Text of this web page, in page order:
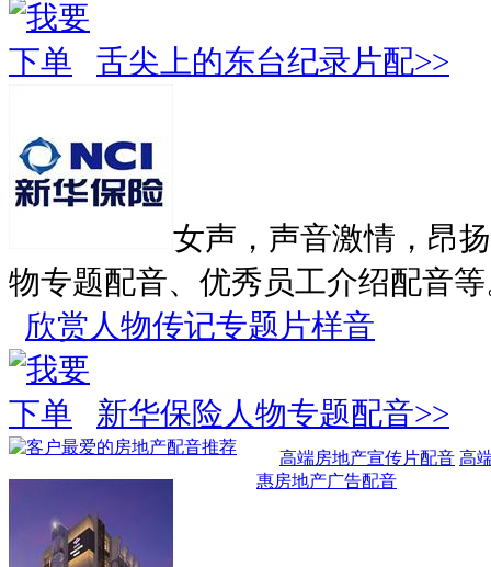
舌尖上的东台纪录片配>>
女声，声音激情，昂
物专题配音、优秀员工介绍配音
欣赏人物传记专题片样音
新华保险人物专题配音>>
高端房地产宣传片配音 高
惠房地产广告配音